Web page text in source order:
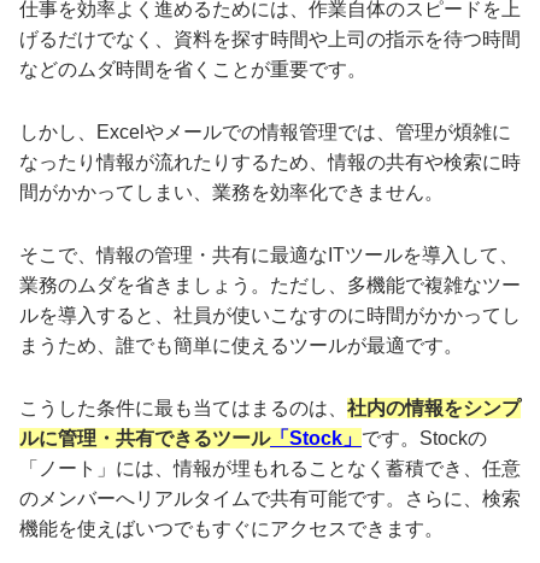
仕事を効率よく進めるためには、作業自体のスピードを上
げるだけでなく、資料を探す時間や上司の指示を待つ時間
などのムダ時間を省くことが重要です。
しかし、Excelやメールでの情報管理では、管理が煩雑に
なったり情報が流れたりするため、情報の共有や検索に時
間がかかってしまい、業務を効率化できません。
そこで、情報の管理・共有に最適なITツールを導入して、
業務のムダを省きましょう。ただし、多機能で複雑なツー
ルを導入すると、社員が使いこなすのに時間がかかってし
まうため、誰でも簡単に使えるツールが最適です。
こうした条件に最も当てはまるのは、 社内の情報をシンプ
ルに管理・共有できるツール「Stock」 です。Stockの
「ノート」には、情報が埋もれることなく蓄積でき、任意
のメンバーへリアルタイムで共有可能です。さらに、検索
機能を使えばいつでもすぐにアクセスできます。